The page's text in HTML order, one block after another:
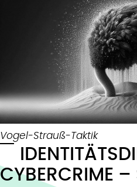
Vogel-Strauß-Taktik
CYBERCRIME –